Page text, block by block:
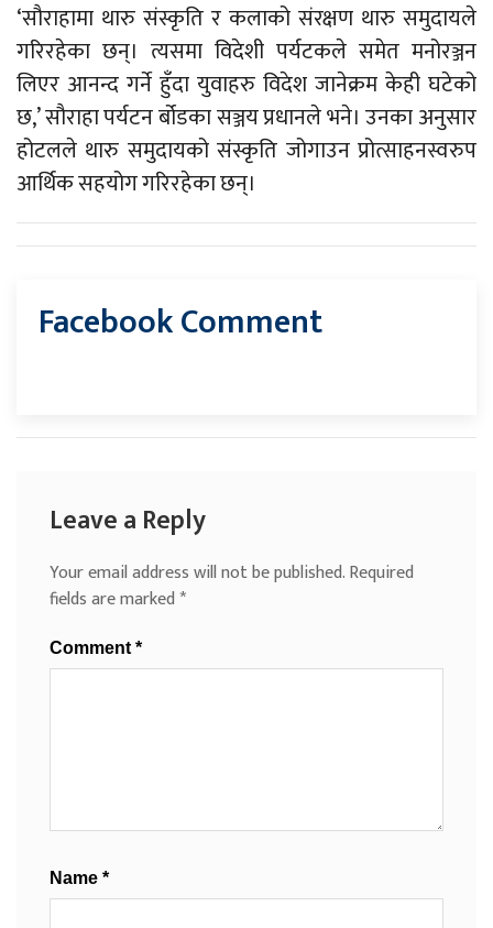
‘सौराहामा थारु संस्कृति र कलाको संरक्षण थारु समुदायले
गरिरहेका छन्। त्यसमा विदेशी पर्यटकले समेत मनोरञ्जन
लिएर आनन्द गर्ने हुँदा युवाहरु विदेश जानेक्रम केही घटेको
छ,’ सौराहा पर्यटन र्बोडका सञ्जय प्रधानले भने। उनका अनुसार
होटलले थारु समुदायको संस्कृति जोगाउन प्रोत्साहनस्वरुप
आर्थिक सहयोग गरिरहेका छन्।
Facebook Comment
Leave a Reply
Your email address will not be published.Required
fields are marked*
Comment *
Name *